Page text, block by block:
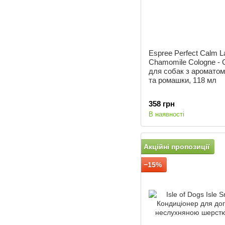
Espree Perfect Calm
Chamomile Cologne -
для собак з
та ромашки, 118 мл
358 грн
В наявності
Акційні пропозиції
−15%